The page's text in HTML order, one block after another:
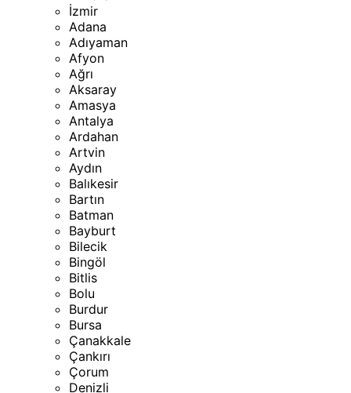
İzmir
Adana
Adıyaman
Afyon
Ağrı
Aksaray
Amasya
Antalya
Ardahan
Artvin
Aydın
Balıkesir
Bartın
Batman
Bayburt
Bilecik
Bingöl
Bitlis
Bolu
Burdur
Bursa
Çanakkale
Çankırı
Çorum
Denizli